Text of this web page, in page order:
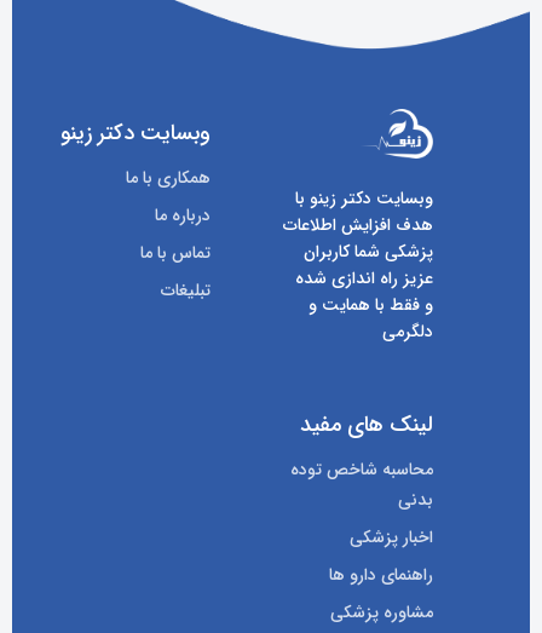
وبسایت دکتر زینو با
هدف افزایش اطلاعات
پزشکی شما کاربران
عزیز راه اندازی شده
و فقط با همایت و
دلگرمی
وبسایت دکتر زینو
همکاری با ما
درباره ما
تماس با ما
تبلیغات
لینک های مفید
محاسبه شاخص توده
بدنی
اخبار پزشکی
راهنمای دارو ها
مشاوره پزشکی